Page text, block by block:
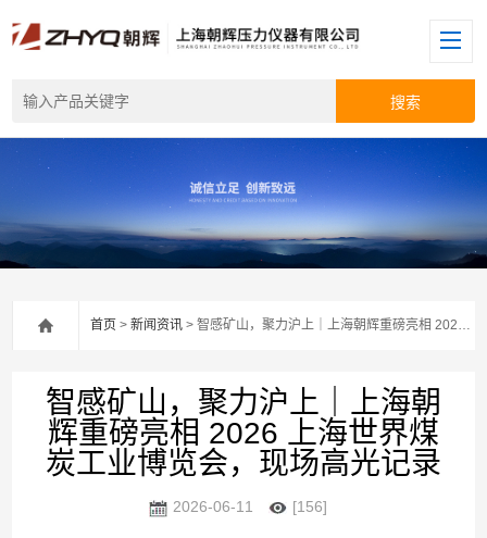
首页 >新闻资讯 > 智感矿山，聚力沪上｜上海朝辉重磅亮相 2026 上海世界煤炭工业博览会，现场高光记录
智感矿山，聚力沪上｜上海朝
辉重磅亮相 2026 上海世界煤
炭工业博览会，现场高光记录
2026-06-11 [156]